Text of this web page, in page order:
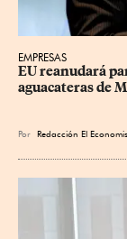
EMPRESAS
EU reanudará
aguacateras de
Por Redacción El